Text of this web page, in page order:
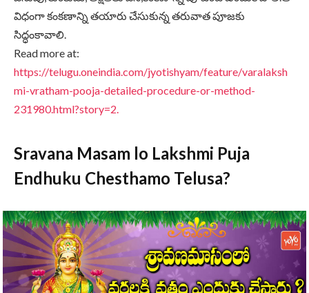
విధంగా కంకణాన్ని తయారు చేసుకున్న తరువాత పూజకు
సిద్ధంకావాలి.
Read more at:
https://telugu.oneindia.com/jyotishyam/feature/varalaksh
mi-vratham-pooja-detailed-procedure-or-method-
231980.html?story=2.
Sravana Masam lo Lakshmi Puja
Endhuku Chesthamo Telusa?